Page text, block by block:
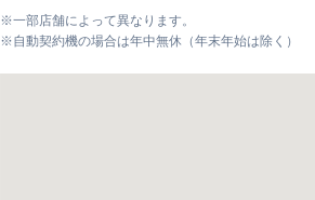
※一部店舗によって異なります。
※自動契約機の場合は年中無休（年末年始は除く）